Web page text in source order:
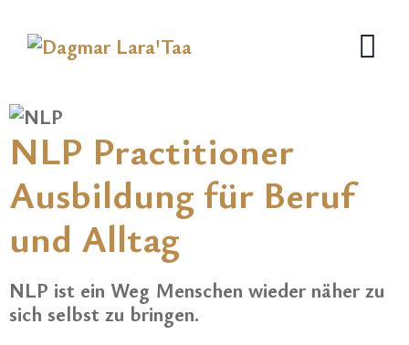
NLP Practitioner
Ausbildung für Beruf
und Alltag
NLP ist ein Weg Menschen wieder näher zu
sich selbst zu bringen.